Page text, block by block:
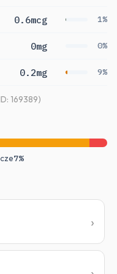
0.6mcg 1%
0mg 0%
0.2mg 9%
169389)
7%